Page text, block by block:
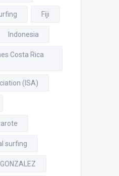
Fiji
Indonesia
Costa Rica
(ISA)
surfing